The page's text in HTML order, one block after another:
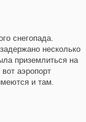
снегопада.
несколько
приземлиться на
аэропорт
и там.